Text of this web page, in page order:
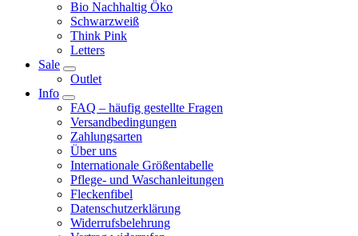
Bio Nachhaltig Öko
Schwarzweiß
Think Pink
Letters
Sale
Outlet
Info
FAQ – häufig gestellte Fragen
Versandbedingungen
Zahlungsarten
Über uns
Internationale Größentabelle
Pflege- und Waschanleitungen
Fleckenfibel
Datenschutzerklärung
Widerrufsbelehrung